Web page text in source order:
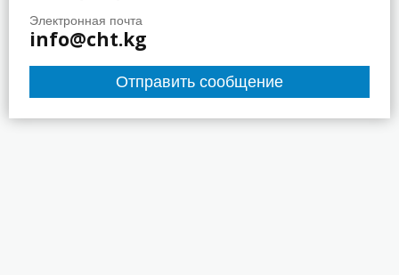
Электронная почта
info@cht.kg
Отправить сообщение